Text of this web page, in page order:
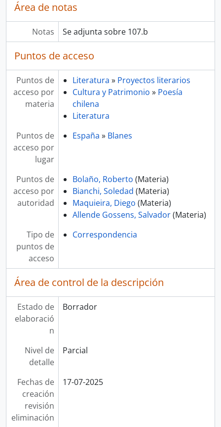
Área de notas
Notas Se adjunta sobre 107.b
Puntos de acceso
Puntos de
acceso por
materia
Literatura » Proyectos literarios
Cultura y Patrimonio » Poesía
chilena
Literatura
Puntos de
acceso por
lugar
España » Blanes
Puntos de
acceso por
autoridad
Bolaño, Roberto (Materia)
Bianchi, Soledad (Materia)
Maquieira, Diego (Materia)
Allende Gossens, Salvador(Materia)
Tipo de
puntos de
acceso
Correspondencia
Área de control de la descripción
Estado de
elaboració
n
Borrador
Nivel de
detalle
Parcial
Fechas de
creación
revisión
eliminación
17-07-2025